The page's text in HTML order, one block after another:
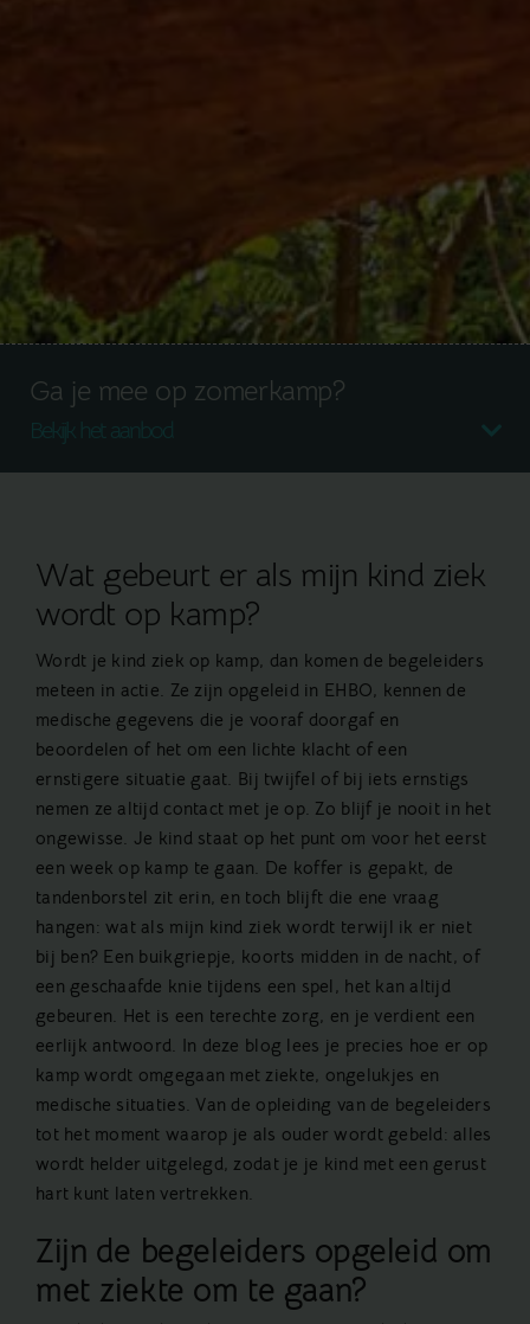
Ga je mee op zomerkamp?
Bekijk het aanbod
Wat gebeurt er als mijn kind ziek
wordt op kamp?
Wordt je kind ziek op kamp, dan komen de begeleiders
meteen in actie. Ze zijn opgeleid in EHBO, kennen de
medische gegevens die je vooraf doorgaf en
beoordelen of het om een lichte klacht of een
ernstigere situatie gaat. Bij twijfel of bij iets ernstigs
nemen ze altijd contact met je op. Zo blijf je nooit in het
ongewisse. Je kind staat op het punt om voor het eerst
een week op kamp te gaan. De koffer is gepakt, de
tandenborstel zit erin, en toch blijft die ene vraag
hangen: wat als mijn kind ziek wordt terwijl ik er niet
bij ben? Een buikgriepje, koorts midden in de nacht, of
een geschaafde knie tijdens een spel, het kan altijd
gebeuren. Het is een terechte zorg, en je verdient een
eerlijk antwoord. In deze blog lees je precies hoe er op
kamp wordt omgegaan met ziekte, ongelukjes en
medische situaties. Van de opleiding van de begeleiders
tot het moment waarop je als ouder wordt gebeld: alles
wordt helder uitgelegd, zodat je je kind met een gerust
hart kunt laten vertrekken.
Zijn de begeleiders opgeleid om
met ziekte om te gaan?